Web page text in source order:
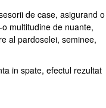
de case, asigurand o
multitudine de nuante,
al pardoselei, seminee,
in spate, efectul rezultat